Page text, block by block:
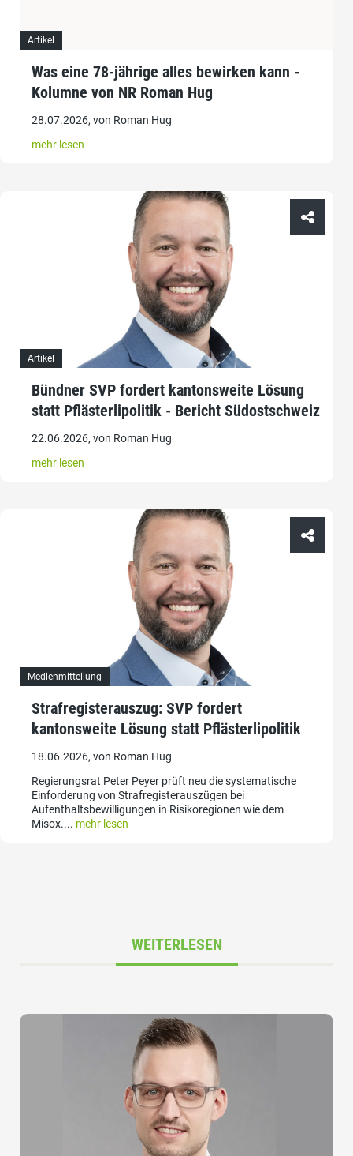
Artikel
Was eine 78-jährige alles bewirken kann -
Kolumne von NR Roman Hug
28.07.2026, von Roman Hug
mehr lesen
Artikel
Bündner SVP fordert kantonsweite Lösung
statt Pflästerlipolitik - Bericht Südostschweiz
22.06.2026, von Roman Hug
mehr lesen
Medienmitteilung
Strafregisterauszug: SVP fordert
kantonsweite Lösung statt Pflästerlipolitik
18.06.2026, von Roman Hug
Regierungsrat Peter Peyer prüft neu die systematische
Einforderung von Strafregisterauszügen bei
Aufenthaltsbewilligungen in Risikoregionen wie dem
Misox.... mehr lesen
WEITERLESEN